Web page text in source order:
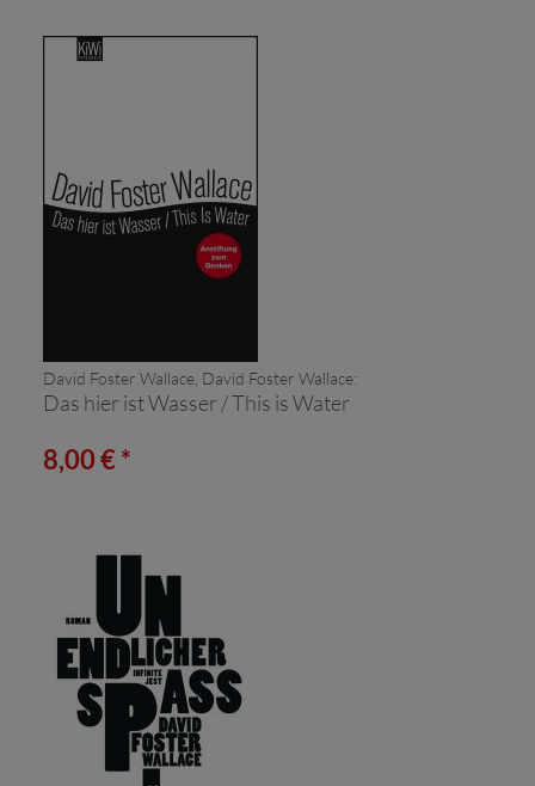
David Foster Wallace, David Foster Wallace:
Das hier ist Wasser / This is Water
8,00 € *